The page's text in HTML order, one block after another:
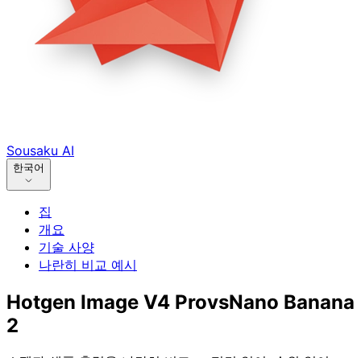
Sousaku AI
한국어
집
개요
기술 사양
나란히 비교 예시
Hotgen Image V4 ProvsNano Banana
2